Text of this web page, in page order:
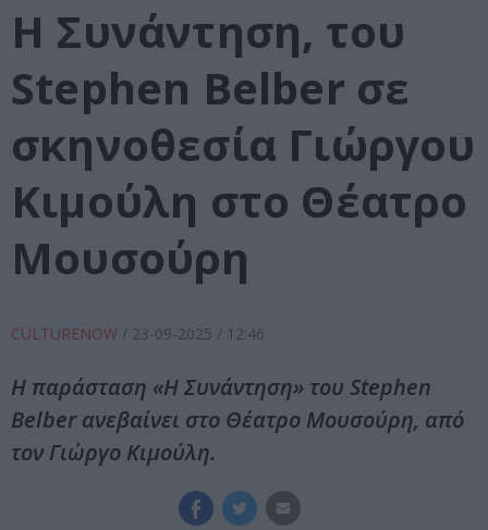
Η Συνάντηση, του
Stephen Belber σε
σκηνοθεσία Γιώργου
Κιμούλη στο Θέατρο
Μουσούρη
CULTURENOW / 23-09-2025 / 12:46
Η παράσταση «Η Συνάντηση» του Stephen
Belber ανεβαίνει στο Θέατρο Μουσούρη, από
τον Γιώργο Κιμούλη.